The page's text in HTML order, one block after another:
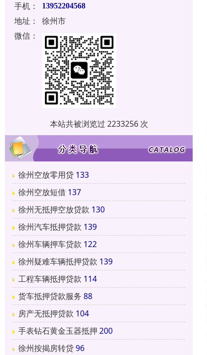
手机：
13952204568
地址：
徐州市
微信：
本站共被浏览过 2233256 次
徐州空放零用贷 133
徐州空放短借 137
徐州无抵押空放贷款 130
徐州汽车抵押贷款 139
徐州车辆押车贷款 122
徐州疑难车辆抵押贷款 139
工程车辆抵押贷款 114
货车抵押贷款服务 88
房产无抵押贷款 104
手表钻石黄金玉器抵押 200
徐州按揭房转贷96